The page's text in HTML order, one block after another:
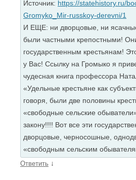
Источник: https://statehistory.ru/
Gromyko_Mir-russkoy-derevni/1
И ЕЩЕ: ни дворцовые, ни
были частными крепостными!
государственным крестьянам!
у Вас! Ссылку на Громыко я
чудесная книга профессора
«Удельные крестьяне как
говоря, были две половины
«свободные сельские
закону!!!! Вот все эти
дворцовые, черносошные,
«свободным сельским
Ответить ↓